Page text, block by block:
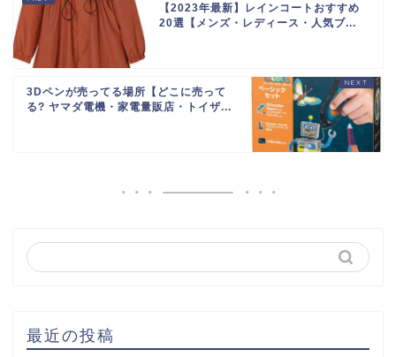
【2023年最新】レインコートおすすめ
20選【メンズ・レディース・人気ブ...
3Dペンが売ってる場所【どこに売って
る? ヤマダ電機・家電量販店・トイザ...
最近の投稿